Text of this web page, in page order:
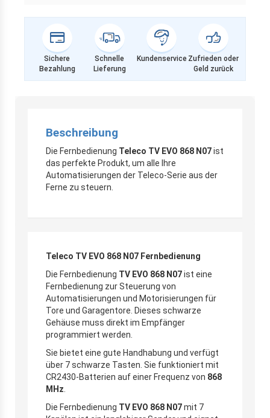
Sichere
Bezahlung
Schnelle
Lieferung
Kundenservice Zufrieden oder
Geld zurück
Beschreibung
Die Fernbedienung Teleco TV EVO 868 N07ist
das perfekte Produkt, um alle Ihre
Automatisierungen der Teleco-Serie aus der
Ferne zu steuern.
Teleco TV EVO 868 N07 Fernbedienung
Die Fernbedienung TV EVO 868 N07ist eine
Fernbedienung zur Steuerung von
Automatisierungen und Motorisierungen für
Tore und Garagentore. Dieses schwarze
Gehäuse muss direkt im Empfänger
programmiert werden.
Sie bietet eine gute Handhabung und verfügt
über 7 schwarze Tasten. Sie funktioniert mit
CR2430-Batterien auf einer Frequenz von 868
MHz
Die Fernbedienung TV EVO 868 N07mit 7